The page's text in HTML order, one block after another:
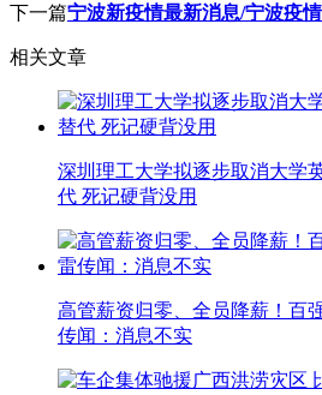
下一篇宁波新疫情最新消息/宁波疫
相关文章
深圳理工大学拟逐步取消大学
代 死记硬背没用
高管薪资归零、全员降薪！百
传闻：消息不实